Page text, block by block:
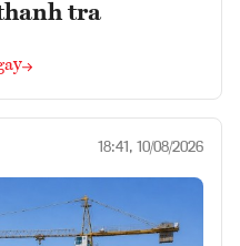
tra
18:41, 10/08/2026